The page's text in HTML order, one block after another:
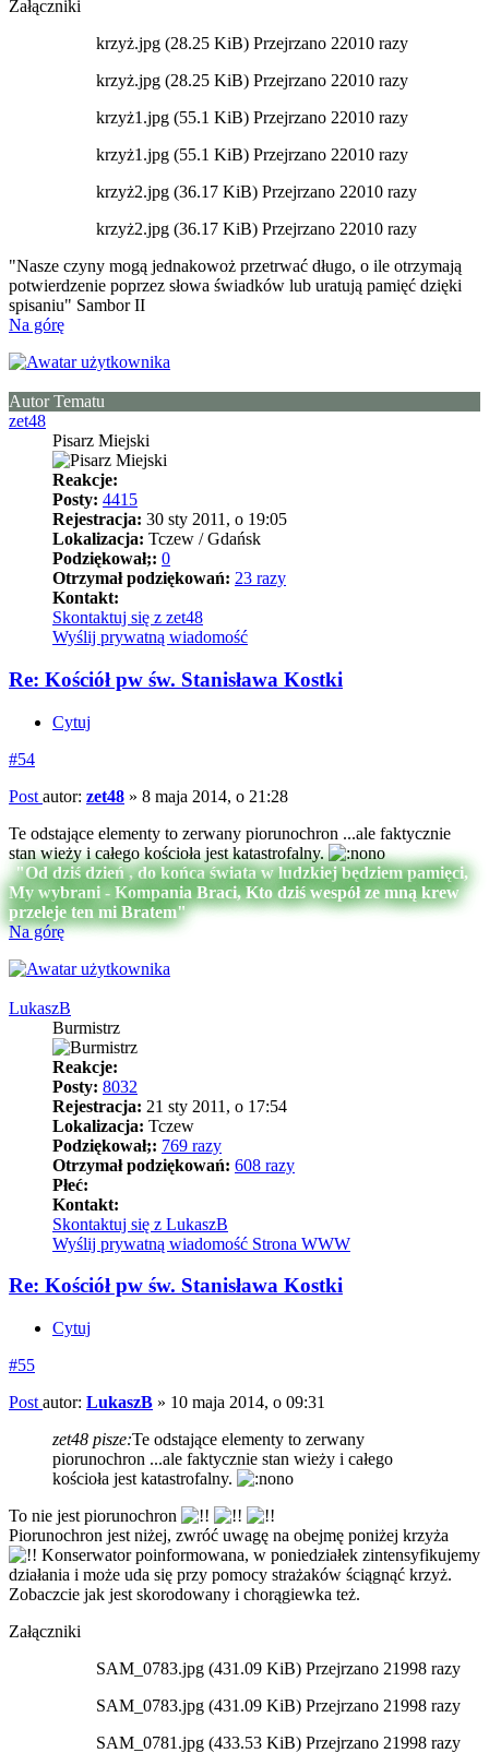
Załączniki
krzyż.jpg (28.25 KiB) Przejrzano 22010 razy
krzyż.jpg (28.25 KiB) Przejrzano 22010 razy
krzyż1.jpg (55.1 KiB) Przejrzano 22010 razy
krzyż1.jpg (55.1 KiB) Przejrzano 22010 razy
krzyż2.jpg (36.17 KiB) Przejrzano 22010 razy
krzyż2.jpg (36.17 KiB) Przejrzano 22010 razy
"Nasze czyny mogą jednakowoż przetrwać długo, o ile otrzymają
potwierdzenie poprzez słowa świadków lub uratują pamięć dzięki
spisaniu" Sambor II
Na górę
Autor Tematu
zet48
Pisarz Miejski
Reakcje:
Posty: 4415
Rejestracja: 30 sty 2011, o 19:05
Lokalizacja: Tczew / Gdańsk
Podziękował;: 0
Otrzymał podziękowań: 23 razy
Kontakt:
Skontaktuj się z zet48
Wyślij prywatną wiadomość
Re: Kościół pw św. Stanisława Kostki
Cytuj
#54
Post autor: zet48 » 8 maja 2014, o 21:28
Te odstające elementy to zerwany piorunochron ...ale faktycznie
stan wieży i całego kościoła jest katastrofalny.
"Od dziś dzień , do końca świata w ludzkiej będziem pamięci,
My wybrani - Kompania Braci, Kto dziś wespół ze mną krew
przeleje ten mi Bratem"
Na górę
LukaszB
Burmistrz
Reakcje:
Posty: 8032
Rejestracja: 21 sty 2011, o 17:54
Lokalizacja: Tczew
Podziękował;: 769 razy
Otrzymał podziękowań: 608 razy
Płeć:
Kontakt:
Skontaktuj się z LukaszB
Wyślij prywatną wiadomość Strona WWW
Re: Kościół pw św. Stanisława Kostki
Cytuj
#55
Post autor: LukaszB » 10 maja 2014, o 09:31
zet48 pisze:Te odstające elementy to zerwany
piorunochron ...ale faktycznie stan wieży i całego
kościoła jest katastrofalny.
To nie jest piorunochron
Piorunochron jest niżej, zwróć uwagę na obejmę poniżej krzyża
Konserwator poinformowana, w poniedziałek zintensyfikujemy
działania i może uda się przy pomocy strażaków ściągnąć krzyż.
Zobaczcie jak jest skorodowany i chorągiewka też.
Załączniki
SAM_0783.jpg (431.09 KiB) Przejrzano 21998 razy
SAM_0783.jpg (431.09 KiB) Przejrzano 21998 razy
SAM_0781.jpg (433.53 KiB) Przejrzano 21998 razy